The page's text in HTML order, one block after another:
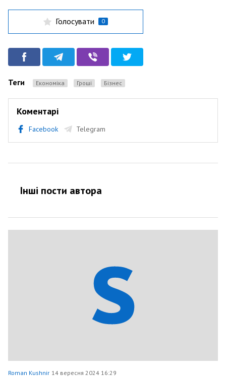
Голосувати 0
Теги Економіка Гроші Бізнес
Коментарі
Facebook Telegram
Інші пости автора
Roman Kushnir 14 вересня 2024 16:29